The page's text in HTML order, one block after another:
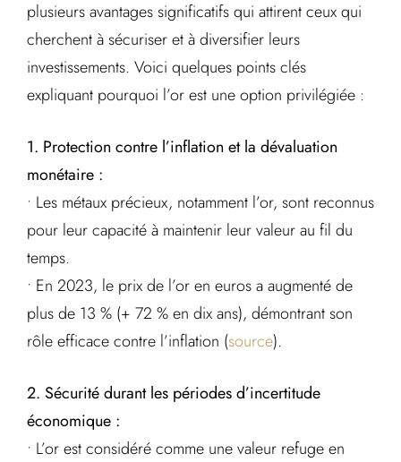
plusieurs avantages significatifs qui attirent ceux qui
cherchent à sécuriser et à diversifier leurs
investissements. Voici quelques points clés
expliquant pourquoi l’or est une option privilégiée :
1. Protection contre l’inflation et la dévaluation
monétaire :
• Les métaux précieux, notamment l’or, sont reconnus
pour leur capacité à maintenir leur valeur au fil du
temps.
• En 2023, le prix de l’or en euros a augmenté de
plus de 13 % (+ 72 % en dix ans), démontrant son
rôle efficace contre l’inflation (source).
2. Sécurité durant les périodes d’incertitude
économique :
• L’or est considéré comme une valeur refuge en